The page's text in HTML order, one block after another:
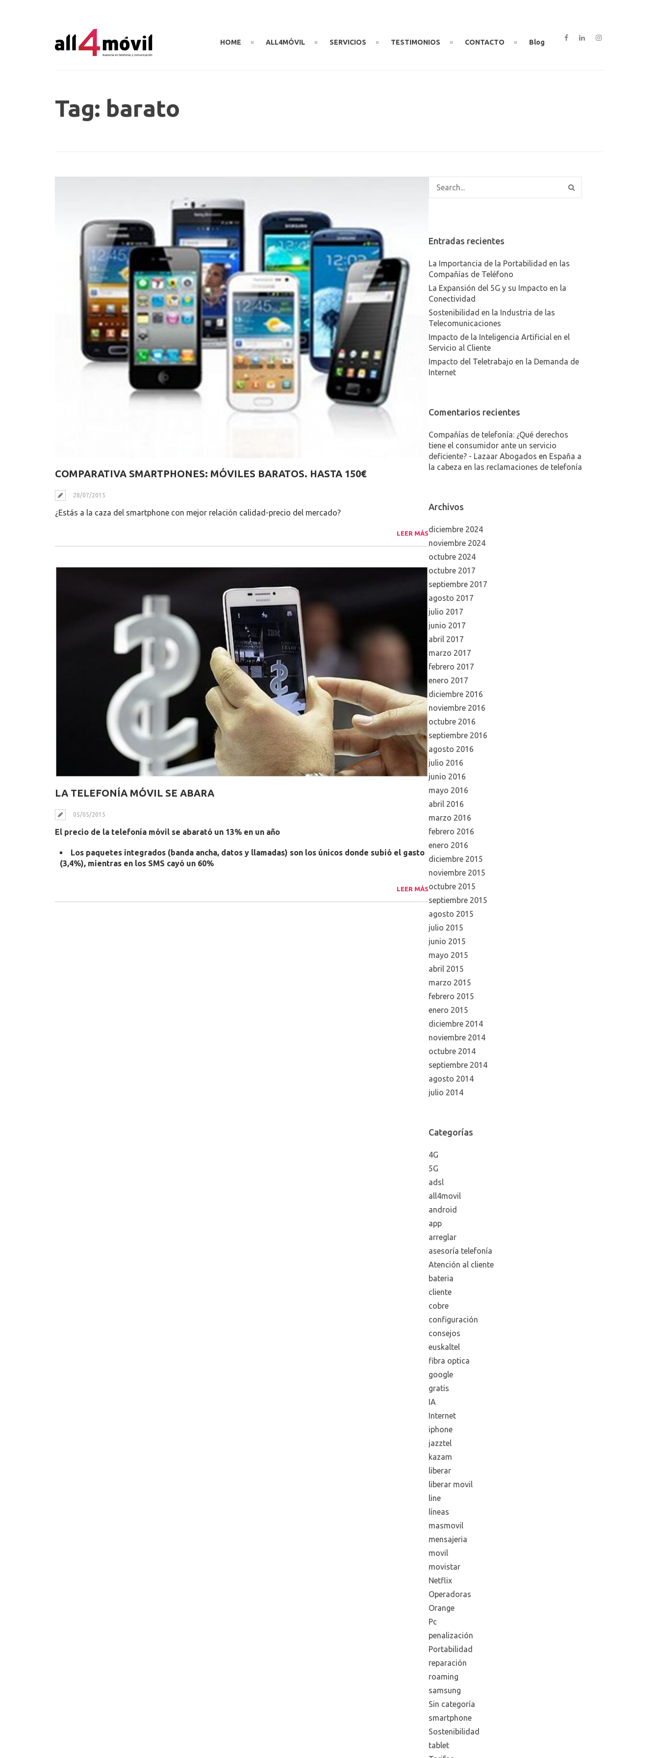
HOME ALL4MÓVIL SERVICIOS TESTIMONIOS CONTACTO Blog
Tag: barato
COMPARATIVA SMARTPHONES: MÓVILES BARATOS. HASTA 150€
28/07/2015
¿Estás a la caza del smartphone con mejor relación calidad-precio del mercado?
LEER MÁS
LA TELEFONÍA MÓVIL SE ABARA
05/05/2015
El precio de la telefonía móvil se abarató un 13% en un año
Los paquetes integrados (banda ancha, datos y llamadas) son los únicos donde subió el gasto
(3,4%), mientras en los SMS cayó un 60%
LEER MÁS
Entradas recientes
La Importancia de la Portabilidad en las
Compañías de Teléfono
La Expansión del 5G y su Impacto en la
Conectividad
Sostenibilidad en la Industria de las
Telecomunicaciones
Impacto de la Inteligencia Artificial en el
Servicio al Cliente
Impacto del Teletrabajo en la Demanda de
Internet
Comentarios recientes
Compañías de telefonía: ¿Qué derechos
tiene el consumidor ante un servicio
deficiente? - Lazaar Abogados en España a
la cabeza en las reclamaciones de telefonía
Archivos
diciembre 2024
noviembre 2024
octubre 2024
octubre 2017
septiembre 2017
agosto 2017
julio 2017
junio 2017
abril 2017
marzo 2017
febrero 2017
enero 2017
diciembre 2016
noviembre 2016
octubre 2016
septiembre 2016
agosto 2016
julio 2016
junio 2016
mayo 2016
abril 2016
marzo 2016
febrero 2016
enero 2016
diciembre 2015
noviembre 2015
octubre 2015
septiembre 2015
agosto 2015
julio 2015
junio 2015
mayo 2015
abril 2015
marzo 2015
febrero 2015
enero 2015
diciembre 2014
noviembre 2014
octubre 2014
septiembre 2014
agosto 2014
julio 2014
Categorías
4G
5G
adsl
all4movil
android
app
arreglar
asesoría telefonía
Atención al cliente
bateria
cliente
cobre
configuración
consejos
euskaltel
fibra optica
google
gratis
IA
Internet
iphone
jazztel
kazam
liberar
liberar movil
line
líneas
masmovil
mensajeria
movil
movistar
Netflix
Operadoras
Orange
Pc
penalización
Portabilidad
reparación
roaming
samsung
Sin categoría
smartphone
Sostenibilidad
tablet